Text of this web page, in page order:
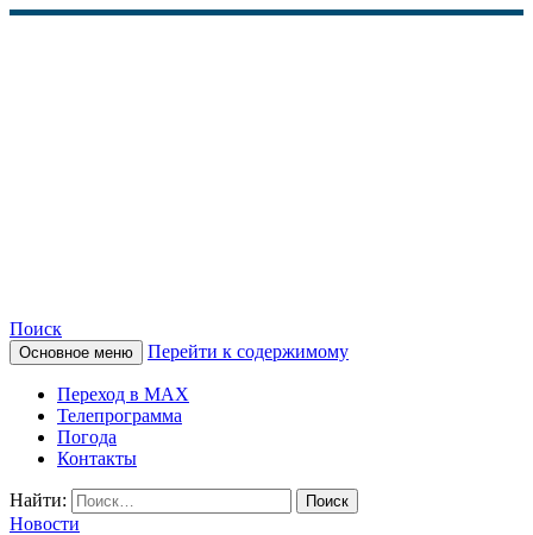
КАМЧАТСКОЕ
ИНФОРМАЦИОННОЕ
АГЕНТСТВО (КИА
«ВЕСТИ»)
Поиск
Основное меню Перейти к содержимому
Переход в MAX
Телепрограмма
Погода
Контакты
Найти:
Новости